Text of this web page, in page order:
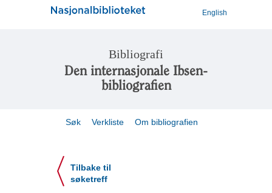
English
Bibliografi
Den internasjonale Ibsen-
bibliografien
Søk Verkliste Om bibliografien
Tilbake til
søketreff